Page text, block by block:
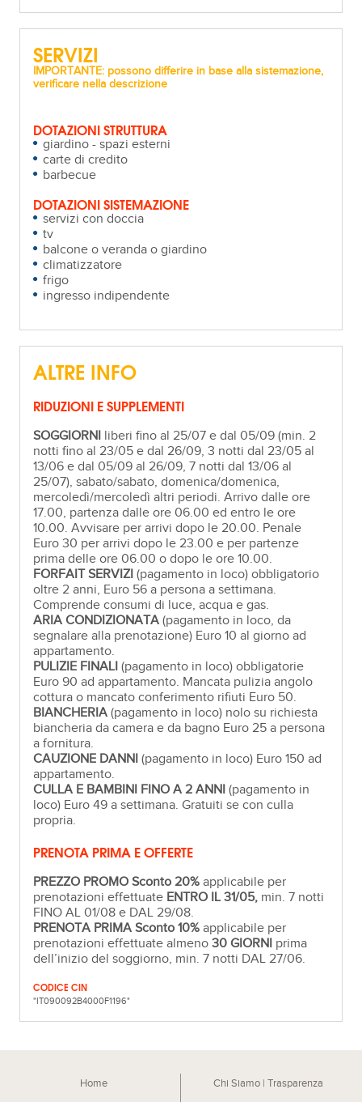
SERVIZI
IMPORTANTE: possono differire in base alla sistemazione,
verificare nella descrizione
DOTAZIONI STRUTTURA
giardino - spazi esterni
carte di credito
barbecue
DOTAZIONI SISTEMAZIONE
servizi con doccia
tv
balcone o veranda o giardino
climatizzatore
frigo
ingresso indipendente
ALTRE INFO
RIDUZIONI E SUPPLEMENTI
SOGGIORNI liberi fino al 25/07 e dal 05/09 (min. 2
notti fino al 23/05 e dal 26/09, 3 notti dal 23/05 al
13/06 e dal 05/09 al 26/09, 7 notti dal 13/06 al
25/07), sabato/sabato, domenica/domenica,
mercoledì/mercoledì altri periodi. Arrivo dalle ore
17.00, partenza dalle ore 06.00 ed entro le ore
10.00. Avvisare per arrivi dopo le 20.00. Penale
Euro 30 per arrivi dopo le 23.00 e per partenze
prima delle ore 06.00 o dopo le ore 10.00.
FORFAIT SERVIZI (pagamento in loco) obbligatorio
oltre 2 anni, Euro 56 a persona a settimana.
Comprende consumi di luce, acqua e gas.
ARIA CONDIZIONATA (pagamento in loco, da
segnalare alla prenotazione) Euro 10 al giorno ad
appartamento.
PULIZIE FINALI (pagamento in loco) obbligatorie
Euro 90 ad appartamento. Mancata pulizia angolo
cottura o mancato conferimento rifiuti Euro 50.
BIANCHERIA (pagamento in loco) nolo su richiesta
biancheria da camera e da bagno Euro 25 a persona
a fornitura.
CAUZIONE DANNI (pagamento in loco) Euro 150 ad
appartamento.
CULLA E BAMBINI FINO A 2 ANNI (pagamento in
loco) Euro 49 a settimana. Gratuiti se con culla
propria.
PRENOTA PRIMA E OFFERTE
PREZZO PROMO Sconto 20% applicabile per
prenotazioni effettuate ENTRO IL 31/05, min. 7 notti
FINO AL 01/08 e DAL 29/08.
PRENOTA PRIMA Sconto 10% applicabile per
prenotazioni effettuate almeno30 GIORNI prima
dell’inizio del soggiorno, min. 7 notti DAL 27/06.
CODICE CIN
"IT090092B4000F1196"
Home
Chi Siamo | Trasparenza